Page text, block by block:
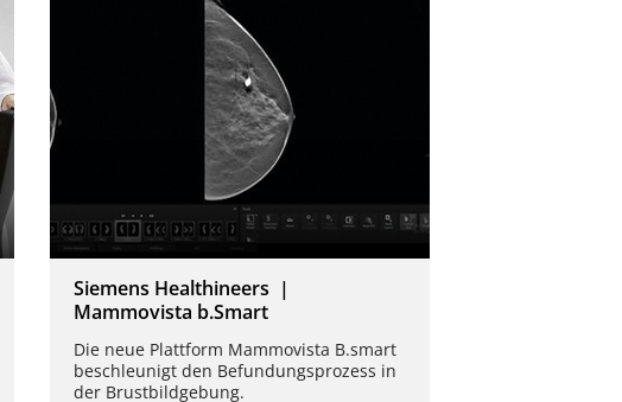
Siemens Healthineers |
Mammovista b.Smart
Die neue Plattform Mammovista B.smart
beschleunigt den Befundungsprozess in
der Brustbildgebung.